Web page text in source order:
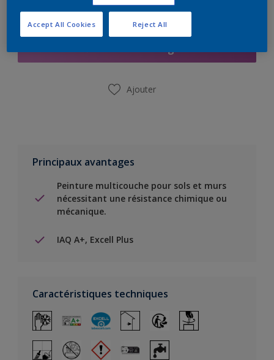
Ajouter à la liste d’achats
Ajouter
Principaux avantages
Peinture multicouche pour sols et murs
nécessitant une résistance chimique ou
mécanique.
IAQ A+, Excell Plus
Caractéristiques techniques
Reject All
Accept All Cookies